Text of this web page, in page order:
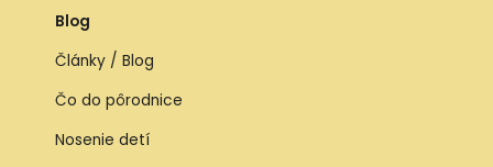
Blog
Články / Blog
Čo do pôrodnice
Nosenie detí